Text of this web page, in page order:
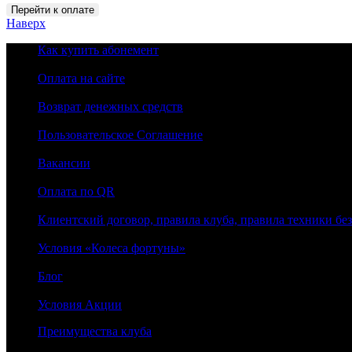
Количество
товара
МЕСЯЦЕВ
Перейти к оплате
Наверх
Как купить абонемент
Оплата на сайте
Возврат денежных средств
Пользовательское Соглашение
Вакансии
Оплата по QR
Клиентский договор, правила клуба, правила техники
Условия «Колеса фортуны»
Блог
Условия Акции
Преимущества клуба